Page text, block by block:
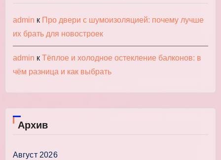
admin к Про двери с шумоизоляцией: почему лучше
их брать для новостроек
admin к Тёплое и холодное остекление балконов: в
чём разница и как выбрать
Архив
Август 2026